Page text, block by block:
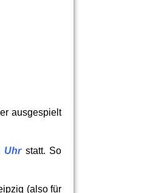
ausgespielt
Uhrstatt. So
(also für